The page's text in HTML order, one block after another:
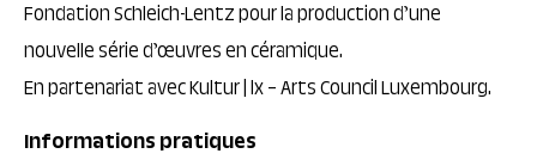
Fondation Schleich-Lentz pour la production d’une
nouvelle série d’œuvres en céramique.
En partenariat avec Kultur | lx – Arts Council Luxembourg.
Informations pratiques